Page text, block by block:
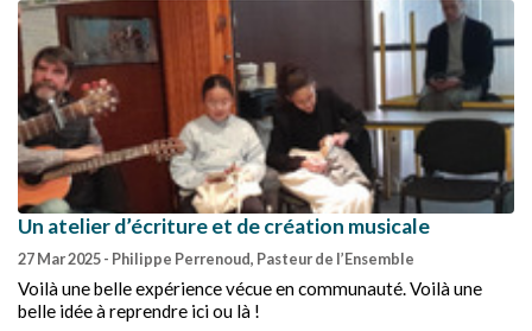
Un atelier d’écriture et de création musicale
27 Mar 2025- Philippe Perrenoud, Pasteur de l’Ensemble
Voilà une belle expérience vécue en communauté. Voilà une
belle idée à reprendre ici ou là !